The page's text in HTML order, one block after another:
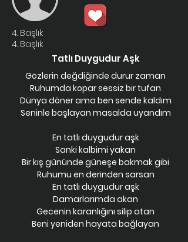
4. Başlık
4. Başlık
Tatlı Duygudur Aşk
Gözlerin değdiğinde durur zaman
Ruhumda kopar sessiz bir tufan
Dünya döner ama ben sende kaldım
Seninle başlayan masalda uyandım
En tatlı duygudur aşk
Sanki kalbimi yakan
Bir kış gününde güneşe bakmak gibi
Ruhumu en derinden sarsan
En tatlı duygudur aşk
Damarlarımda akan
Gecenin karanlığını silip atan
Beni yeniden hayata bağlayan